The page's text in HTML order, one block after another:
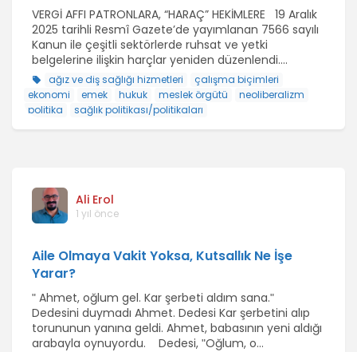
VERGİ AFFI PATRONLARA, “HARAÇ” HEKİMLERE 19 Aralık
2025 tarihli Resmî Gazete’de yayımlanan 7566 sayılı
Kanun ile çeşitli sektörlerde ruhsat ve yetki
belgelerine ilişkin harçlar yeniden düzenlendi....
ağız ve diş sağlığı hizmetleri
çalışma biçimleri
ekonomi
emek hukuk meslek örgütü
neoliberalizm
politika
sağlık politikası/politikaları
Ali Erol
1 yıl önce
Aile Olmaya Vakit Yoksa, Kutsallık Ne İşe
Yarar?
ʺ Ahmet, oğlum gel. Kar şerbeti aldım sana.ʺ
Dedesini duymadı Ahmet. Dedesi Kar şerbetini alıp
torununun yanına geldi. Ahmet, babasının yeni aldığı
arabayla oynuyordu. Dedesi, ʺOğlum, o...